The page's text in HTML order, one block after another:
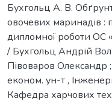
Бухгольц А. В.
овочевих маринадів :
дипломної роботи ОС
/ Бухгольц Андрій
Півоваров
економ. ун-т ,
Кафедра харчових